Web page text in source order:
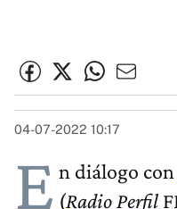
04-07-2022 10:17
E n diálogo con
(Radio Perfil